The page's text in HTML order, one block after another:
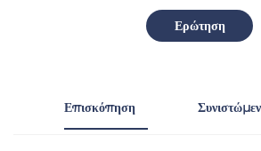
Ερώτηση
Επισκόπηση